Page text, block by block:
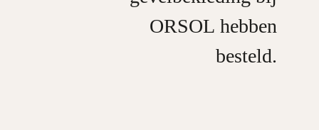
ORSOL hebben
besteld.